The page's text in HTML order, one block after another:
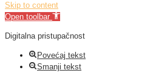
Skip to content
Open toolbar
Digitalna pristupačnost
Povećaj tekst
Smanji tekst